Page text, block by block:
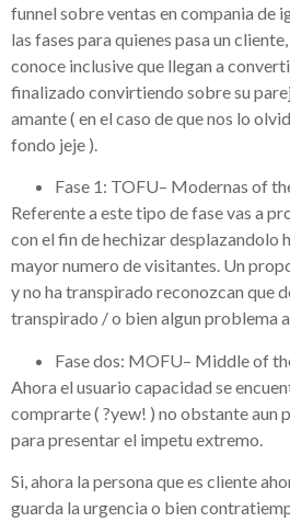
funnel sobre ventas en compania de
las fases para quienes pasa un
conoce inclusive que llegan a
finalizado convirtiendo sobre su
amante ( en el caso de que nos lo
fondo jeje ).
Fase 1: TOFU– Modernas of
Referente a este tipo de fase vas a
con el fin de hechizar desplazandolo
mayor numero de visitantes. Un
y no ha transpirado reconozcan que
transpirado / o bien algun problema
Fase dos: MOFU– Middle of
Ahora el usuario capacidad se
comprarte ( ?yew! ) no obstante aun
para presentar el impetu extremo.
Si, ahora la persona que es cliente
guarda la urgencia o bien